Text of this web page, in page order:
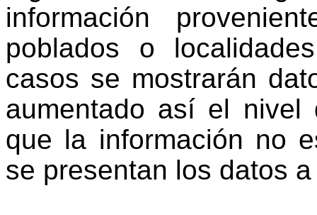
información
poblados o
casos se mostrarán
aumentado así el nivel
que la información no
se presentan los datos